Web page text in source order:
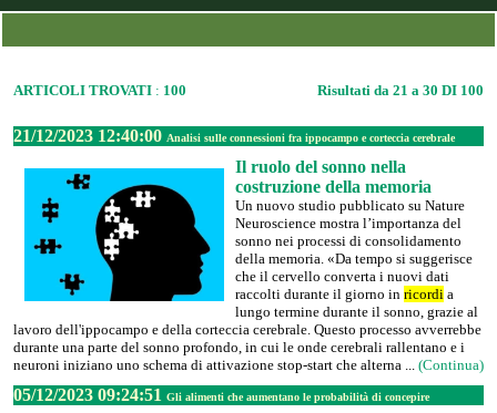
ARTICOLI TROVATI : 100 Risultati da 21 a 30 DI 100
21/12/2023 12:40:00 Analisi sulle connessioni fra ippocampo e corteccia cerebrale
Il ruolo del sonno nella
costruzione della memoria
Un nuovo studio pubblicato su Nature
Neuroscience mostra l’importanza del
sonno nei processi di consolidamento
della memoria. «Da tempo si suggerisce
che il cervello converta i nuovi dati
raccolti durante il giorno in ricordi a
lungo termine durante il sonno, grazie al
lavoro dell'ippocampo e della corteccia cerebrale. Questo processo avverrebbe
durante una parte del sonno profondo, in cui le onde cerebrali rallentano e i
neuroni iniziano uno schema di attivazione stop-start che alterna ... (Continua)
05/12/2023 09:24:51 Gli alimenti che aumentano le probabilità di concepire